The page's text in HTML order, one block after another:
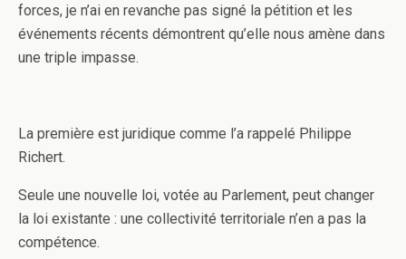
forces, je n’ai en revanche pas signé la pétition et les
événements récents démontrent qu’elle nous amène dans
une triple impasse.
La première est juridique comme l’a rappelé Philippe
Richert.
Seule une nouvelle loi, votée au Parlement, peut changer
la loi existante : une collectivité territoriale n’en a pas la
compétence.